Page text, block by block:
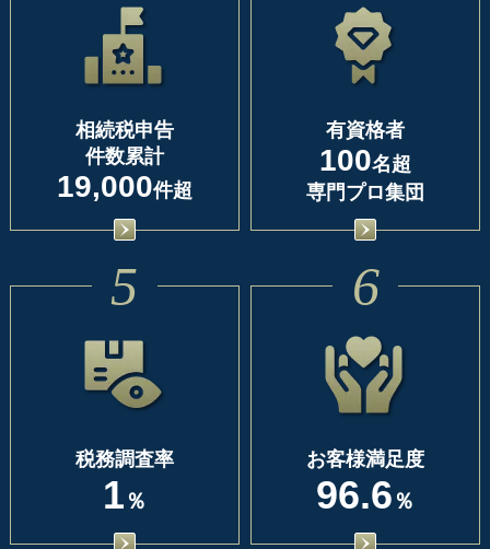
相続税申告
件数累計
19,000件超
有資格者
100名超
専門プロ集団
5
税務調査率
1 ％
6
お客様満足度
96.6 ％